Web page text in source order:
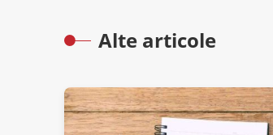
Alte articole